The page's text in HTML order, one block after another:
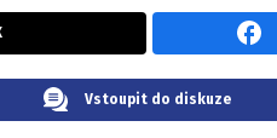
Vstoupit do diskuze